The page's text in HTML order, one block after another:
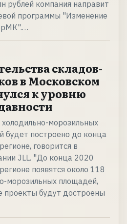
рублей компания направит
программы "Изменение
складов-
в Московском
к уровню
морозильных
будет построено до конца
говорится в
JLL. "До конца 2020
появятся около 118
морозильных площадей,
проекты будут достроены